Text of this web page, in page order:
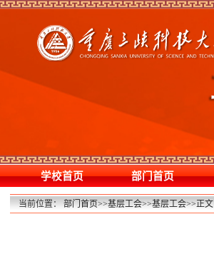
学校首页 部门首页
当前位置：部门首页>>基层工会>>基层工会>>正文